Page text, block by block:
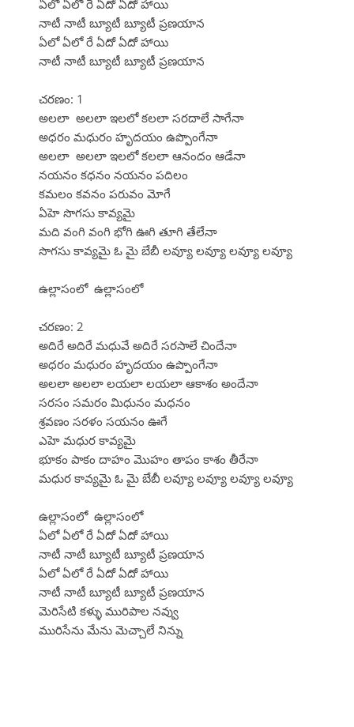
ఏలో ఏలో రే ఏదో ఏదో హాయి
నాటీ నాటీ బ్యూటీ బ్యూటీ ప్రణయాన
ఏలో ఏలో రే ఏదో ఏదో హాయి
నాటీ నాటీ బ్యూటీ బ్యూటీ ప్రణయాన
చరణం: 1
అలలా అలలా ఇలలో కలలా సరదాలే సాగేనా
అధరం మధురం హృదయం ఉప్పొంగేనా
అలలా అలలా ఇలలో కలలా ఆనందం ఆడేనా
నయనం కధనం నయనం పదిలం
కమలం కవనం పరువం మోగే
ఏహె సొగసు కావ్యమై
మది వంగి వంగి భోగి ఊగి తూగి తేలేనా
సొగసు కావ్యమై ఓ మై బేబీ లవ్యూ లవ్యూ లవ్యూ లవ్యూ
ఉల్లాసంలో ఉల్లాసంలో
చరణం: 2
అదిరే అదిరే మధువే అదిరే సరసాలే చిందేనా
అధరం మధురం హృదయం ఉప్పొంగేనా
అలలా అలలా లయలా లయలా ఆకాశం అందేనా
సరసం సమరం మిధునం మధనం
శ్రవణం సరళం సయనం ఊగే
ఎహె మధుర కావ్యమై
భూకం పాకం దాహం మొహం తాపం కాశం తీరేనా
మధుర కావ్యమై ఓ మై బేబీ లవ్యూ లవ్యూ లవ్యూ లవ్యూ
ఉల్లాసంలో ఉల్లాసంలో
ఏలో ఏలో రే ఏదో ఏదో హాయి
నాటీ నాటీ బ్యూటీ బ్యూటీ ప్రణయాన
ఏలో ఏలో రే ఏదో ఏదో హాయి
నాటీ నాటీ బ్యూటీ బ్యూటీ ప్రణయాన
మెరిసేటి కళ్ళు మురిపాల నవ్వు
మురిసేను మేను మెచ్చాలే నిన్ను